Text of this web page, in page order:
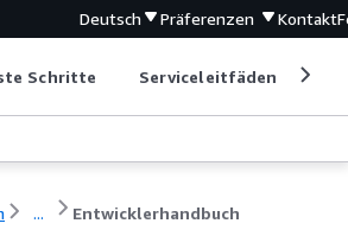
Deutsch Präferenzen Kontakt
Schritte Serviceleitfäden
... Entwicklerhandbuch